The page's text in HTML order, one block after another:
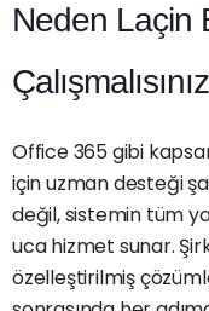
Neden Laçin
Office 365 gibi
için uzman desteği
değil, sistemin tüm
uca hizmet sunar.
özelleştirilmiş